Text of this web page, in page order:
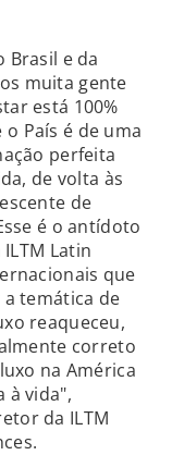
Brasil e da
muita gente
está 100%
País é de uma
perfeita
de volta às
de
é o antídoto
Latin
que
temática de
reaqueceu,
correto
na América
à vida",
da ILTM